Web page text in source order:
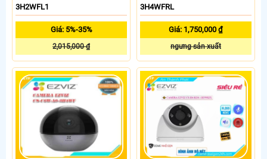
3H2WFL1
Giá: 5%-35%
2,015,000 ₫
3H4WFRL
Giá: 1,750,000 ₫
ngưng sản xuất